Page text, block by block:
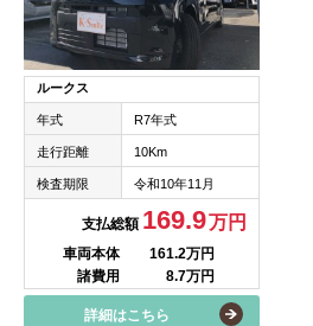
ルークス
年式 R7年式
走行距離 10Km
検査期限 令和10年11月
支払総額 169.9万円
車両本体
161.2万円
諸費用
8.7万円
詳細はこちら